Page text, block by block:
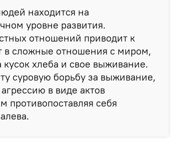
находится на
уровне развития.
отношений приводит к
в сложные отношения с миром,
кусок хлеба и свое выживание.
суровую борьбу за выживание,
в виде актов
противопоставляя себя